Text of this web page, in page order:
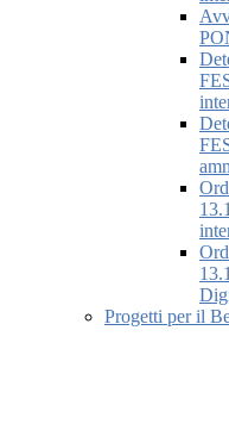
Progetti per il